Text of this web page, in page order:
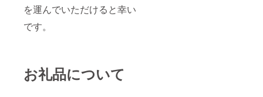
を運んでいただけると幸い
です。
お礼品について